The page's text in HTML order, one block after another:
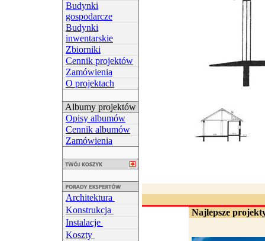
Budynki
gospodarcze
Budynki
inwentarskie
Zbiorniki
Cennik projektów
Zamówienia
O projektach
Albumy projektów
Opisy albumów
Cennik albumów
Zamówienia
Architektura
Konstrukcja
Instalacje
Koszty
Najlepsze